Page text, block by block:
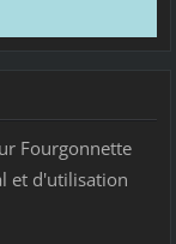
Fourgonnette
et d'utilisation